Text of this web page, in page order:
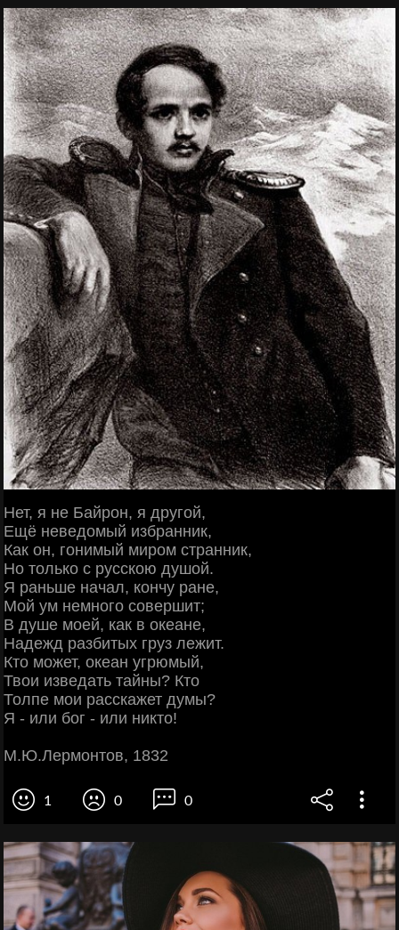
Нет, я не Байрон, я другой,
Ещё неведомый избранник,
Как он, гонимый миром странник,
Но только с русскою душой.
Я раньше начал, кончу ране,
Мой ум немного совершит;
В душе моей, как в океане,
Надежд разбитых груз лежит.
Кто может, океан угрюмый,
Твои изведать тайны? Кто
Толпе мои расскажет думы?
Я - или бог - или никто!
М.Ю.Лермонтов, 1832
1 0 0